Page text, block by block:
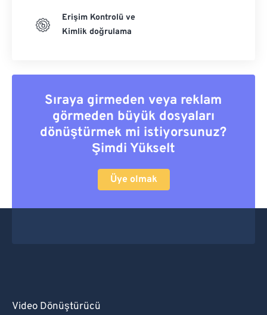
Erişim Kontrolü ve
Kimlik doğrulama
Sıraya girmeden veya reklam
görmeden büyük dosyaları
dönüştürmek mi istiyorsunuz?
Şimdi Yükselt
Üye olmak
Video Dönüştürücü